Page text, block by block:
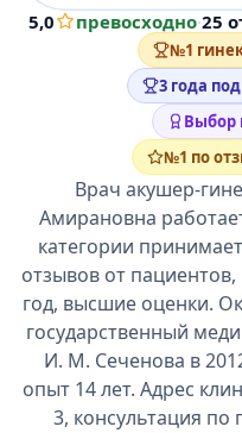
5,0 превосходно·25
№1
3 года
Выбор
№1 по
Врач акушер-
Амирановна
категории
отзывов от
год, высшие оценки.
государственный
И. М. Сеченова в
опыт 14 лет. Адрес
3, консультация по